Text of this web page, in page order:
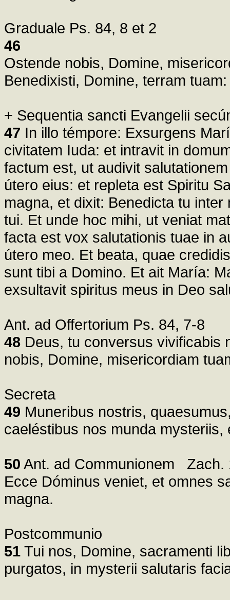
Graduale Ps. 84, 8 et 2
46
Ostende nobis, Domine,
Benedixisti, Domine, terram
+ Sequentia sancti Evangelii
47 In illo témpore: Exsurgens
civitatem Iuda: et intravit in
factum est, ut audivit
útero eius: et repleta est Spiritu
magna, et dixit: Benedicta tu
tui. Et unde hoc mihi, ut veniat
facta est vox salutationis tuae in
útero meo. Et beata, quae
sunt tibi a Domino. Et ait María:
exsultavit spiritus meus in Deo
Ant. ad Offertorium Ps. 84, 7-8
48 Deus, tu conversus vivificabis
nobis, Domine, misericordiam
Secreta
49 Muneribus nostris,
caeléstibus nos munda
50 Ant. ad Communionem Zach.
Ecce Dóminus veniet, et omnes
magna.
Postcommunio
51 Tui nos, Domine, sacramenti
purgatos, in mysterii salutaris